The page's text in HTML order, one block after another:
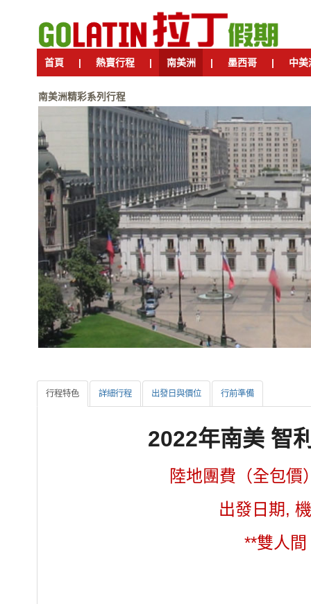
首頁 | 熱賣行程 | 南美洲 | 墨西哥 | 中美
南美洲精彩系列行程
行程特色 詳細行程 出發日與價位 行前準備
2022年南美 智
陸地團費（全包價
出發日期,
**雙人